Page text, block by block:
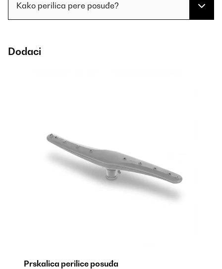
Kako perilica pere posuđe?
Dodaci
Prskalica perilice posuđa